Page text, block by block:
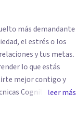
más demandante
el estrés o los
y tus metas.
lo que estás
mejor contigo y
adaptando cada
leer más